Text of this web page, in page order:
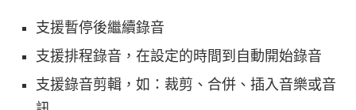
支援暫停後繼續錄音
支援排程錄音，在設定的時間到自動開始錄音
支援錄音剪輯，如：裁剪、合併、插入音樂或音